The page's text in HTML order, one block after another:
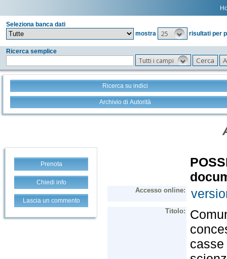
Seleziona banca dati
mostra
25 risultati per
Ricerca semplice
Tutti i campi
Ricerca su indici
Archivio di Autorità
Prenota
Chiedi info
Lascia un commento